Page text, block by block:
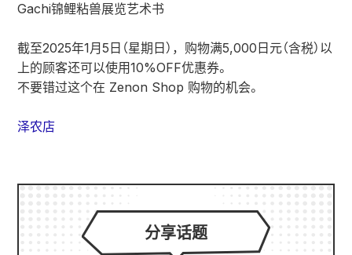
Gachi锦鲤粘兽展览艺术书
截至2025年1月5日（星期日），购物满5,000日元（含税）以
上的顾客还可以使用10%OFF优惠券。
不要错过这个在 Zenon Shop 购物的机会。
泽农店
分享话题